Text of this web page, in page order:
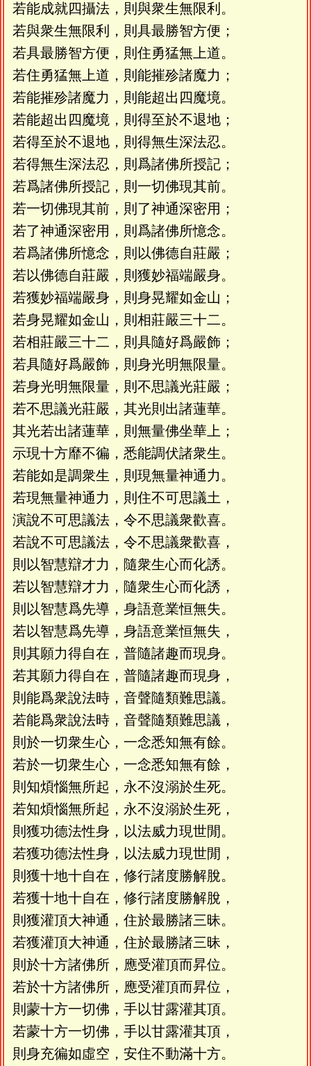
若能成就四攝法，則與衆生無限利。
若與衆生無限利，則具最勝智方便；
若具最勝智方便，則住勇猛無上道。
若住勇猛無上道，則能摧殄諸魔力；
若能摧殄諸魔力，則能超出四魔境。
若能超出四魔境，則得至於不退地；
若得至於不退地，則得無生深法忍。
若得無生深法忍，則爲諸佛所授記；
若爲諸佛所授記，則一切佛現其前。
若一切佛現其前，則了神通深密用；
若了神通深密用，則爲諸佛所憶念。
若爲諸佛所憶念，則以佛德自莊嚴；
若以佛德自莊嚴，則獲妙福端嚴身。
若獲妙福端嚴身，則身晃耀如金山；
若身晃耀如金山，則相莊嚴三十二。
若相莊嚴三十二，則具隨好爲嚴飾；
若具隨好爲嚴飾，則身光明無限量。
若身光明無限量，則不思議光莊嚴；
若不思議光莊嚴，其光則出諸蓮華。
其光若出諸蓮華，則無量佛坐華上；
示現十方靡不徧，悉能調伏諸衆生。
若能如是調衆生，則現無量神通力。
若現無量神通力，則住不可思議土，
演說不可思議法，令不思議衆歡喜。
若說不可思議法，令不思議衆歡喜，
則以智慧辯才力，隨衆生心而化誘。
若以智慧辯才力，隨衆生心而化誘，
則以智慧爲先導，身語意業恒無失。
若以智慧爲先導，身語意業恒無失，
則其願力得自在，普隨諸趣而現身。
若其願力得自在，普隨諸趣而現身，
則能爲衆說法時，音聲隨類難思議。
若能爲衆說法時，音聲隨類難思議，
則於一切衆生心，一念悉知無有餘。
若於一切衆生心，一念悉知無有餘，
則知煩惱無所起，永不沒溺於生死。
若知煩惱無所起，永不沒溺於生死，
則獲功德法性身，以法威力現世閒。
若獲功德法性身，以法威力現世閒，
則獲十地十自在，修行諸度勝解脫。
若獲十地十自在，修行諸度勝解脫，
則獲灌頂大神通，住於最勝諸三昧。
若獲灌頂大神通，住於最勝諸三昧，
則於十方諸佛所，應受灌頂而昇位。
若於十方諸佛所，應受灌頂而昇位，
則蒙十方一切佛，手以甘露灌其頂。
若蒙十方一切佛，手以甘露灌其頂，
則身充徧如虛空，安住不動滿十方。